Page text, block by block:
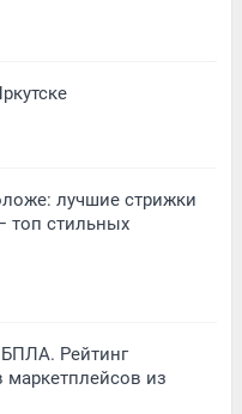
лучшие стрижки
топ стильных
БПЛА. Рейтинг
маркетплейсов из